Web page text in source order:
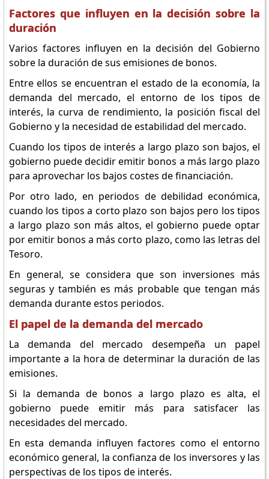
Factores que influyen en la decisión sobre la
duración
Varios factores influyen en la decisión del Gobierno
sobre la duración de sus emisiones de bonos.
Entre ellos se encuentran el estado de la economía, la
demanda del mercado, el entorno de los tipos de
interés, la curva de rendimiento, la posición fiscal del
Gobierno y la necesidad de estabilidad del mercado.
Cuando los tipos de interés a largo plazo son bajos, el
gobierno puede decidir emitir bonos a más largo plazo
para aprovechar los bajos costes de financiación.
Por otro lado, en periodos de debilidad económica,
cuando los tipos a corto plazo son bajos pero los tipos
a largo plazo son más altos, el gobierno puede optar
por emitir bonos a más corto plazo, como las letras del
Tesoro.
En general, se considera que son inversiones más
seguras y también es más probable que tengan más
demanda durante estos periodos.
El papel de la demanda del mercado
La demanda del mercado desempeña un papel
importante a la hora de determinar la duración de las
emisiones.
Si la demanda de bonos a largo plazo es alta, el
gobierno puede emitir más para satisfacer las
necesidades del mercado.
En esta demanda influyen factores como el entorno
económico general, la confianza de los inversores y las
perspectivas de los tipos de interés.